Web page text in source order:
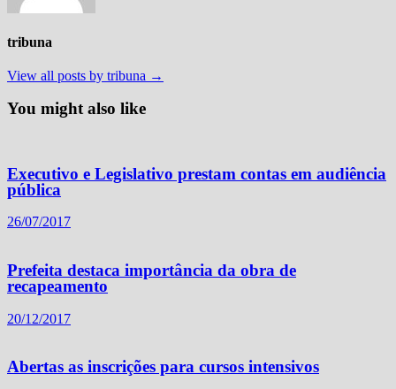
tribuna
View all posts by tribuna →
You might also like
Executivo e Legislativo prestam contas em audiência
pública
26/07/2017
Prefeita destaca importância da obra de
recapeamento
20/12/2017
Abertas as inscrições para cursos intensivos